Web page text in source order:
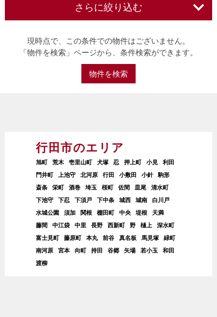
さらに絞り込む
現時点で、この条件での物件はございません。
「物件を検索」ページから、条件検索ができます。
物件を検索
行田市のエリア
旭町 荒木 壱里山町 犬塚 忍 押上町 小見 利田
門井町 上池守 北河原 行田 小敷田 小針 駒形
斎条 栄町 酒巻 埼玉 桜町 佐間 皿尾 清水町
下池守 下忍 下須戸 下中条 城西 城南 白川戸
水城公園 須加 関根 棚田町 中央 堤根
天満
藤間 中江袋 中里 長野 西新町 野 樋上 深水町
富士見町 藤原町 本丸 前谷 真名板 馬見塚 緑町
南河原 宮本 向町 持田 谷郷 矢場 若小玉 和田
渡柳